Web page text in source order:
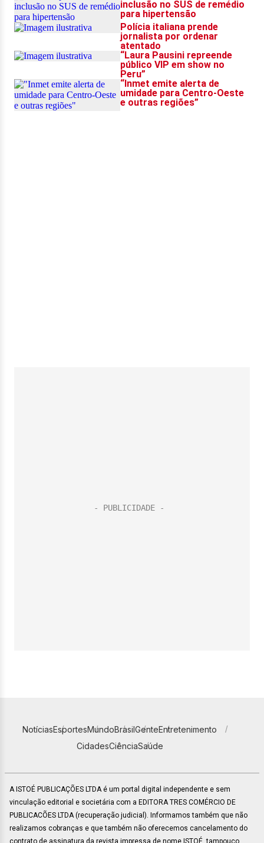
NotíciasEsportesMundoBrasilGenteEntretenimento
CidadesCiênciaSaúde
A ISTOÉ PUBLICAÇÕES LTDA é um portal digital independente e sem
vinculação editorial e societária com a EDITORA TRES COMÉRCIO DE
PUBLICACÕES LTDA (recuperação judicial). Informamos também que não
realizamos cobranças e que também não oferecemos cancelamento do
contrato de assinatura da revista impressa de nome ISTOÉ, tampouco